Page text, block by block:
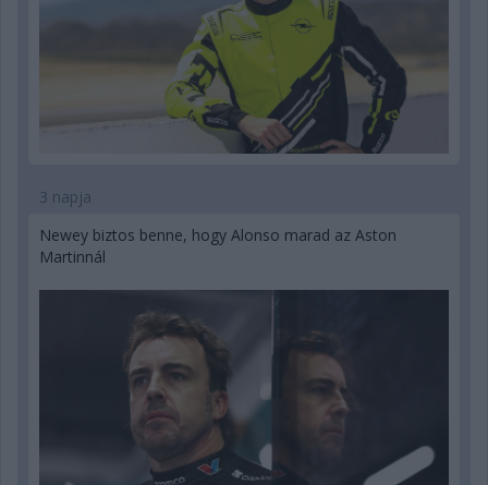
3 napja
Newey biztos benne, hogy Alonso marad az Aston
Martinnál